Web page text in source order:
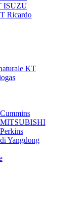
ISUZU
Ricardo
KT
MITSUBISHI
Yangdong